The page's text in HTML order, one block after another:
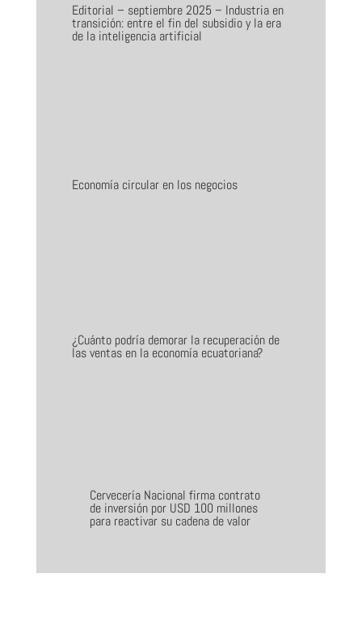
Editorial – septiembre 2025 – Industria en
transición: entre el fin del subsidio y la era
de la inteligencia artificial
Economía circular en los negocios
¿Cuánto podría demorar la recuperación de
las ventas en la economía ecuatoriana?
Cervecería Nacional firma contrato
de inversión por USD 100 millones
para reactivar su cadena de valor